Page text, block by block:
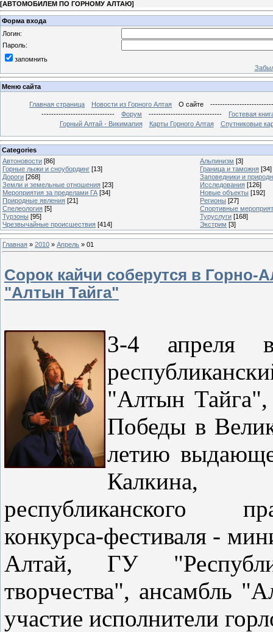
[АВТОМОБИЛЕМ ПО ГОРНОМУ АЛТАЮ]
Форма входа
Логин:
Пароль:
запомнить
Меню сайта
Главная страница Новости из Горного Алтая О сайте
------------------------------
Форум ------------------------------
Гостевая
Горный Алтай - Викимапия
Карты Горного Алтая Спутниковые
Categories
Автоновости [86] Альпинизм [3]
Горные лыжи и сноубординг [13] Граница и таможня [34]
Дороги [268]
Заповедники и
Земли и земельные отношения [23] Исследования [126]
Мероприятия за пределами ГА [34] Новые объекты [192]
Природные явления [21] Регионы [27]
Спелеология [5]
Спортивные
Турзоны [95] Туруслуги [168]
Чрезвычайные происшествия [414] Экстрим [3]
Главная » 2010 » Апрель » 01
Сорок кайчи соберутся в Горно-
"Алтын Тайга"
3-4 апреля в
"Алтын
Победы в
летию
Калкина,
республиканского
конкурса-фестиваля -
Алтай, ГУ
творчества", ансамбль
участие исполнители